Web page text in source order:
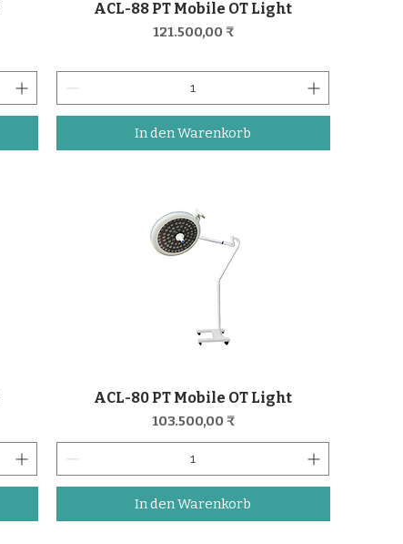
Schnellansicht
ACL-88 PT Mobile OT Light
Preis
121.500,00 ₹
In den Warenkorb
Schnellansicht
ACL-80 PT Mobile OT Light
Preis
103.500,00 ₹
In den Warenkorb